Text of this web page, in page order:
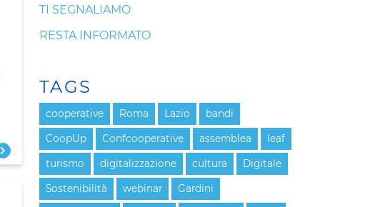
TI SEGNALIAMO
RESTA INFORMATO
TAGS
cooperative Roma Lazio bandi
CoopUp Confcooperative assemblea leaf
turismo digitalizzazione cultura Digitale
Sostenibilità webinar Gardini